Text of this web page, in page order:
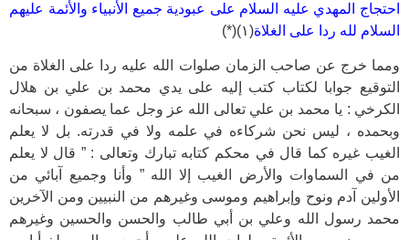
احتجاج المهدي عليه السلام على عبودية جميع الأنبياء والأئمة عليهم
السلام لله ردا على الغلاة(١)(*)
ومما خرج عن صاحب الزمان صلوات الله عليه ردا على الغلاة من
التوقيع جوابا لكتاب كتب إليه على يدي محمد بن علي بن هلال
الكرخي : يا محمد بن علي تعالى الله عز وجل عما يصفون ، سبحانه
وبحمده ، ليس نحن شركاءه في علمه ولا في قدرته. بل لا يعلم
الغيب غيره كما قال في محكم كتابه تبارك وتعالى : ” قال لا يعلم
من في السماوات والأرض الغيب إلا الله ” وأنا وجميع آبائي من
الأولين آدم ونوح وإبراهيم وموسى وغيرهم من النبيين ومن الآخرين
محمد رسول الله وعلي بن أبي طالب والحسن والحسين وغيرهم